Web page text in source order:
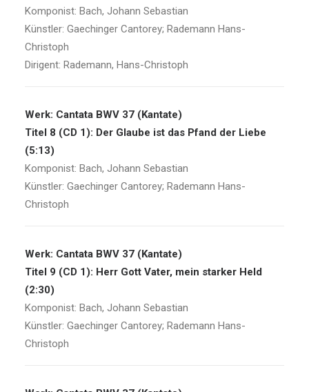
Komponist: Bach, Johann Sebastian
Künstler: Gaechinger Cantorey; Rademann Hans-
Christoph
Dirigent: Rademann, Hans-Christoph
Werk: Cantata BWV 37 (Kantate)
Titel 8 (CD 1): Der Glaube ist das Pfand der Liebe
(5:13)
Komponist: Bach, Johann Sebastian
Künstler: Gaechinger Cantorey; Rademann Hans-
Christoph
Werk: Cantata BWV 37 (Kantate)
Titel 9 (CD 1): Herr Gott Vater, mein starker Held
(2:30)
Komponist: Bach, Johann Sebastian
Künstler: Gaechinger Cantorey; Rademann Hans-
Christoph